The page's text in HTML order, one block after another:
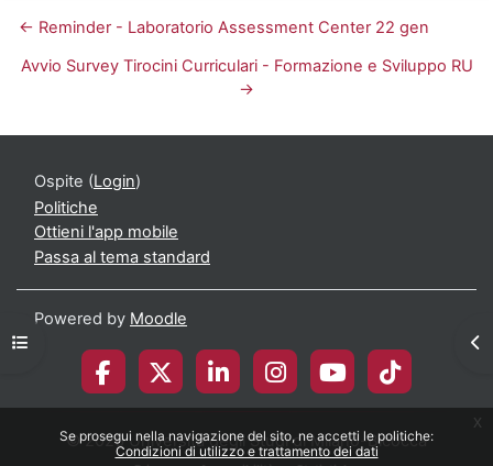
Se prosegui nella navigazione del sito, ne accetti le politiche:
Condizioni di utilizzo e trattamento dei dati
x
Apri indice del corso
← Reminder - Laboratorio Assessment Center 22 gen
Avvio Survey Tirocini Curriculari - Formazione e Sviluppo RU
→
Ospite (Login)
Politiche
Ottieni l'app mobile
Passa al tema standard
Powered by Moodle
© 2026 Università degli Studi di Milano-Bicocca